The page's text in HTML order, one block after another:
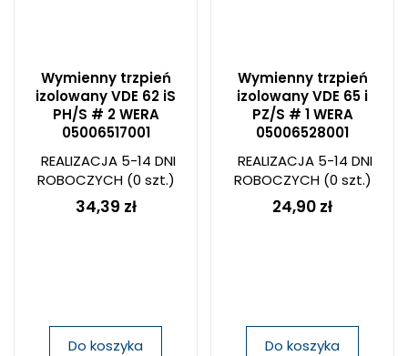
Wymienny trzpień
izolowany VDE 62 iS
PH/S # 2 WERA
05006517001
REALIZACJA 5-14 DNI
ROBOCZYCH(0 szt.)
34,39 zł
Do koszyka
Wymienny trzpień
izolowany VDE 65 i
PZ/S # 1 WERA
05006528001
REALIZACJA 5-14 DNI
ROBOCZYCH(0 szt.)
24,90 zł
Do koszyka